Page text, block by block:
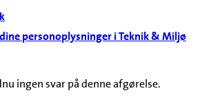
personoplysninger i Teknik & Miljø
ingen svar på denne afgørelse.